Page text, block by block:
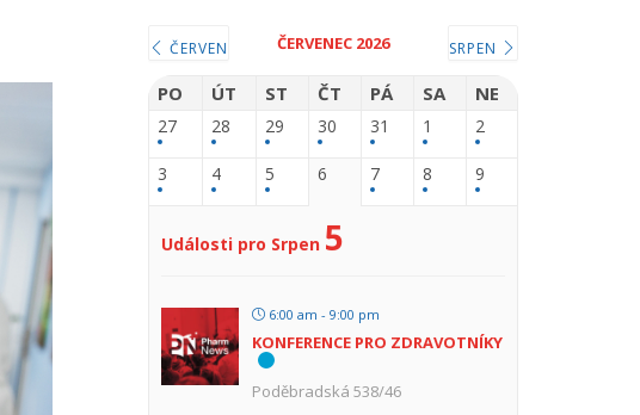
ČERVEN ČERVENEC 2026 SRPEN
PO ÚT ST ČT PÁ SA NE
27 28 29 30 31 1 2
3 4 5 6 7 8 9
Události pro Srpen 5
6:00 am - 9:00 pm
KONFERENCE PRO ZDRAVOTNÍKY
Poděbradská 538/46